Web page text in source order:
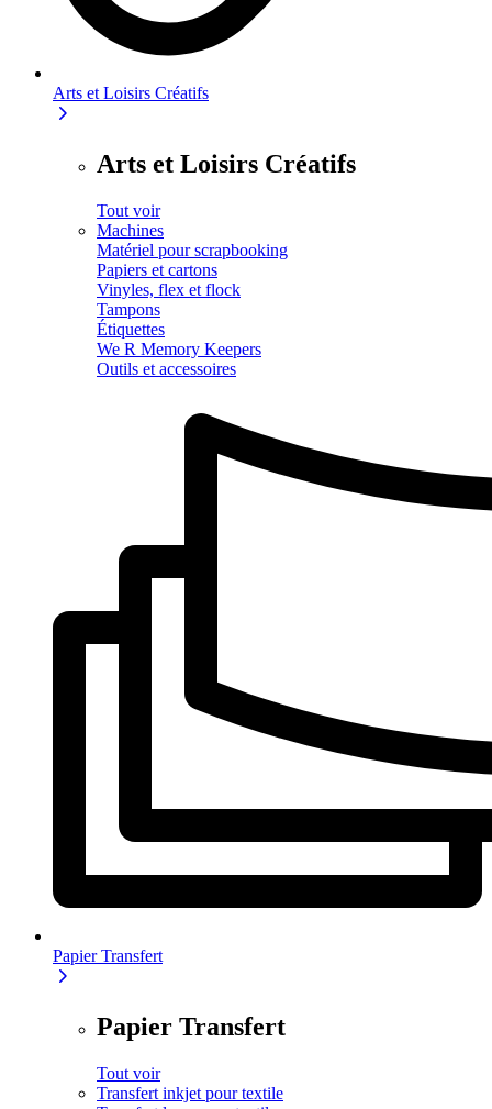
Arts et Loisirs Créatifs
Arts et Loisirs Créatifs
Tout voir
Machines
Matériel pour scrapbooking
Papiers et cartons
Vinyles, flex et flock
Tampons
Étiquettes
We R Memory Keepers
Outils et accessoires
Papier Transfert
Papier Transfert
Tout voir
Transfert inkjet pour textile